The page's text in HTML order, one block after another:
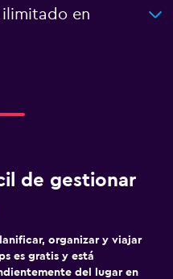
ilimitado en
de gestionar
organizar y viajar
es gratis y está
del lugar en